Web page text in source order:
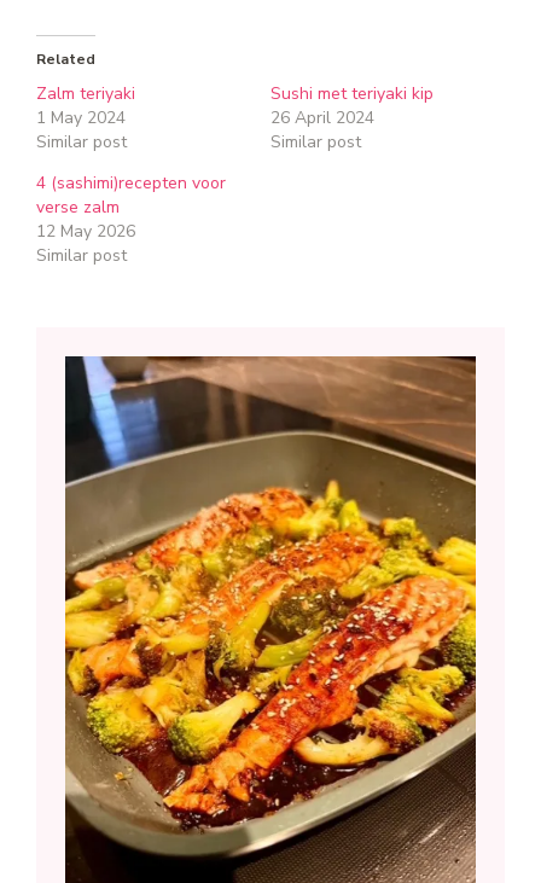
Related
Zalm teriyaki
1 May 2024
Similar post
Sushi met teriyaki kip
26 April 2024
Similar post
4 (sashimi)recepten voor
verse zalm
12 May 2026
Similar post